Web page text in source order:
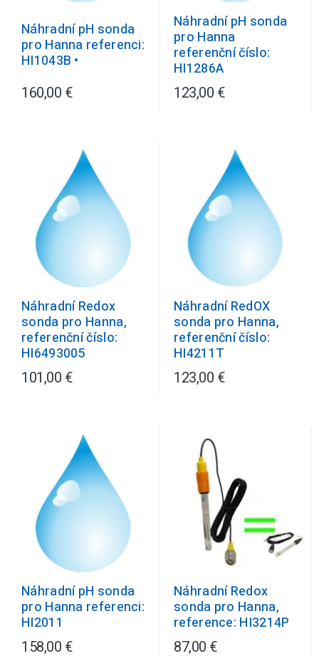
Náhradní pH sonda
pro Hanna referenci:
HI1043B •
160,00 €
Náhradní pH sonda
pro Hanna
referenční číslo:
HI1286A
123,00 €
Náhradní Redox
sonda pro Hanna,
referenční číslo:
HI6493005
101,00 €
Náhradní RedOX
sonda pro Hanna,
referenční číslo:
HI4211T
123,00 €
Náhradní pH sonda
pro Hanna referenci:
HI2011
158,00 €
Náhradní Redox
sonda pro Hanna,
reference: HI3214P
87,00 €